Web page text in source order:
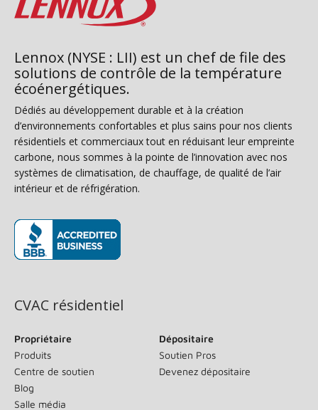
Lennox (NYSE : LII) est un chef de file des
solutions de contrôle de la température
écoénergétiques.
Dédiés au développement durable et à la création
d’environnements confortables et plus sains pour nos clients
résidentiels et commerciaux tout en réduisant leur empreinte
carbone, nous sommes à la pointe de l’innovation avec nos
systèmes de climatisation, de chauffage, de qualité de l’air
intérieur et de réfrigération.
CVAC résidentiel
Propriétaire
Produits
Centre de soutien
Blog
Salle média
Dépositaire
Soutien Pros
Devenez dépositaire